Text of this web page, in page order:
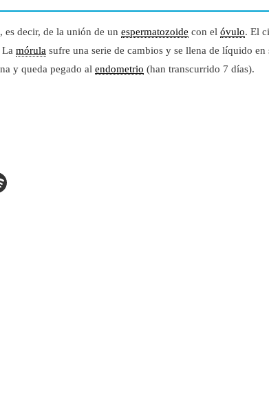
, es decir, de la unión de un espermatozoide con el óvulo. El
La mórula sufre una serie de cambios y se llena de líquido en
y queda pegado al endometrio (han transcurrido 7 días).